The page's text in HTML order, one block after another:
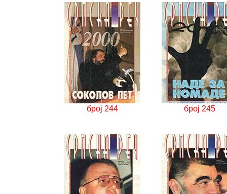
број 244 број 245